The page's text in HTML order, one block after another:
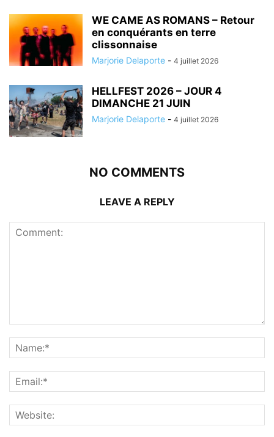
WE CAME AS ROMANS – Retour
en conquérants en terre
clissonnaise
Marjorie Delaporte - 4 juillet 2026
HELLFEST 2026 – JOUR 4
DIMANCHE 21 JUIN
Marjorie Delaporte - 4 juillet 2026
NO COMMENTS
LEAVE A REPLY